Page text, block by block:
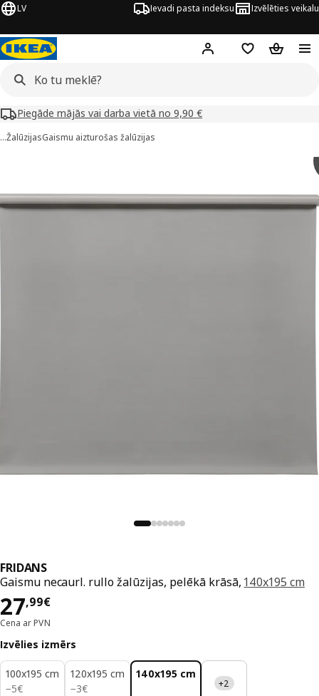
LV Ievadi pasta indeksu Izvēlēties veikalu
Hej! Pierakstīties
PirkumuPirkumu
Piegāde mājās vai darba vietā no 9,90 €
…ŽalūzijasGaismu aizturošas žalūzijas
FRIDANS
Gaismu necaurl. rullo žalūzijas, pelēkā krāsā, 140x195 cm
27,99€
Cena 27,99€
Cena ar PVN
Izvēlies izmērs
100x195 cm
−5€
5€
120x195 cm
−3€
3€
140x195 cm
+2